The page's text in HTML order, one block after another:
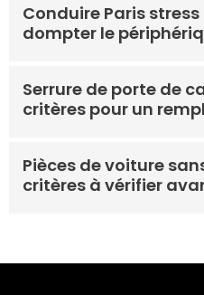
Conduire Paris stress
dompter le
Serrure de porte de
critères pour un
Pièces de voiture
critères à vérifier